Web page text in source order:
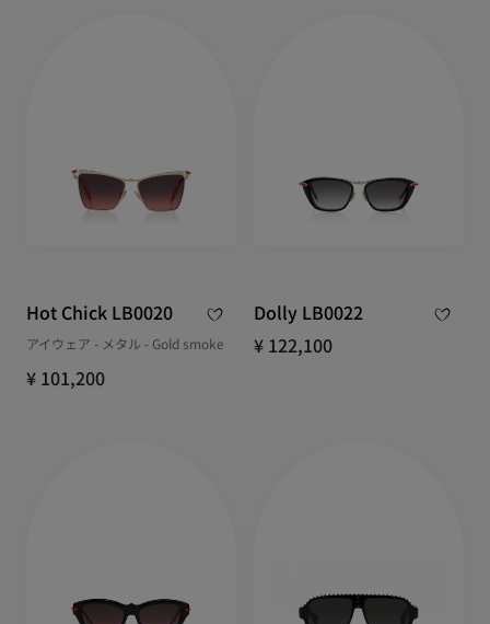
Hot Chick LB0020
アイウェア - メタル - Gold smoke
¥ 101,200
Dolly LB0022
¥ 122,100